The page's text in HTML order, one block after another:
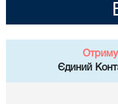
Єдиний